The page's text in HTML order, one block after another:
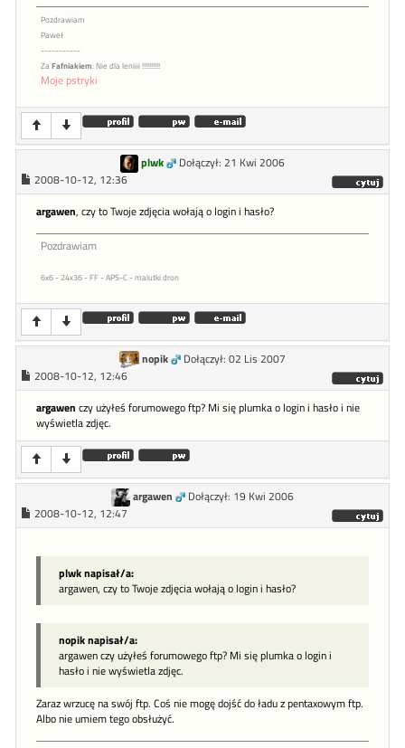
Pozdrawiam
Paweł
-----------
Za Fafniakiem: Nie dla leniiii !!!!!!!!!!
Moje pstryki
plwk
Dołączył: 21 Kwi 2006
2008-10-12, 12:36
argawen, czy to Twoje zdjęcia wołają o login i hasło?
Pozdrawiam
6x6 - 24x36 - FF - APS-C - malutki dron
nopik
Dołączył: 02 Lis 2007
2008-10-12, 12:46
argawen czy użyłeś forumowego ftp? Mi się plumka o login i hasło i nie
wyświetla zdjęc.
argawen
Dołączył: 19 Kwi 2006
2008-10-12, 12:47
plwk napisał/a:
argawen, czy to Twoje zdjęcia wołają o login i hasło?
nopik napisał/a:
argawen czy użyłeś forumowego ftp? Mi się plumka o login i
hasło i nie wyświetla zdjęc.
Zaraz wrzucę na swój ftp. Coś nie mogę dojść do ładu z pentaxowym ftp.
Albo nie umiem tego obsłużyć.